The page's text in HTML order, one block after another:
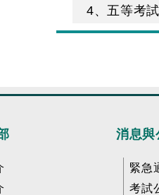
4、五等考
消息與
緊急
考試